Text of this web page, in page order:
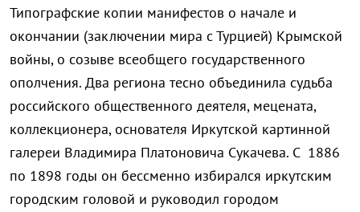
Типографские копии манифестов о начале и
окончании (заключении мира с Турцией) Крымской
войны, о созыве всеобщего государственного
ополчения. Два региона тесно объединила судьба
российского общественного деятеля, мецената,
коллекционера, основателя Иркутской картинной
галереи Владимира Платоновича Сукачева. С 1886
по 1898 годы он бессменно избирался иркутским
городским головой и руководил городом